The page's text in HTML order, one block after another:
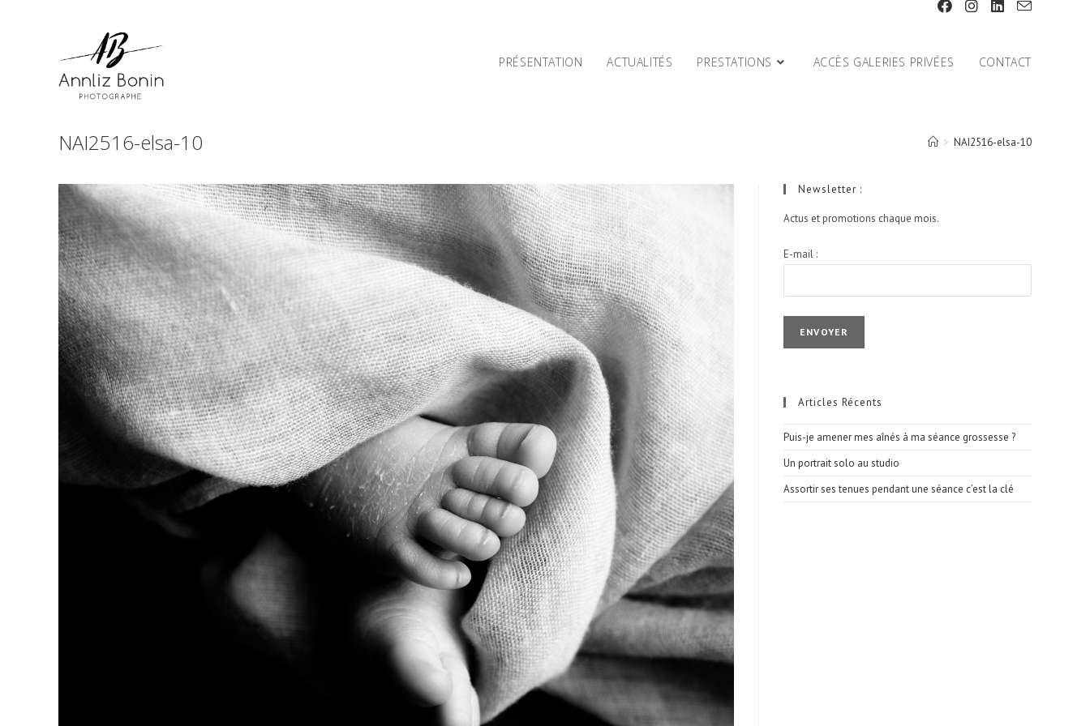
PRÉSENTATION ACTUALITÉS PRESTATIONS ACCÈS GALERIES PRIVÉES CONTACT
NAI2516-elsa-10 > NAI2516-elsa-10
Newsletter :
Actus et promotions chaque mois.
E-mail :
Articles Récents
Puis-je amener mes aînés à ma séance grossesse ?
Un portrait solo au studio
Assortir ses tenues pendant une séance c’est la clé